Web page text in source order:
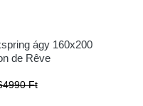
ágy 160x200
de Rêve
Ft